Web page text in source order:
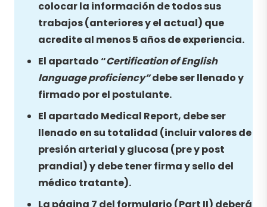
colocar la información de todos sus
trabajos (anteriores y el actual) que
acredite al menos 5 años de experiencia.
El apartado “Certification of English
language proficiency”debe ser llenado y
firmado por el postulante.
El apartado Medical Report, debe ser
llenado en su totalidad (incluir valores de
presión arterial y glucosa (pre y post
prandial) y debe tener firma y sello del
médico tratante).
La página 7 del formulario (Part II) deberá